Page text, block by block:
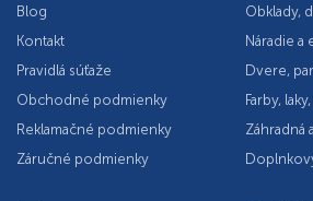
Blog
Kontakt
Pravidlá súťaže
Obchodné podmienky
Reklamačné podmienky
Záručné podmienky
Obklady,
Náradie a
Dvere,
Farby,
Záhradná